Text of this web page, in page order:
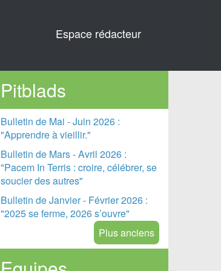
Espace rédacteur
Pitblads
Bulletin de Mai - Juin 2026 :
"Apprendre à vieillir."
Bulletin de Mars - Avril 2026 :
"Pacem In Terris : croire, célébrer, se
soucier des autres"
Bulletin de Janvier - Février 2026 :
"2025 se ferme, 2026 s’ouvre"
Plus anciens